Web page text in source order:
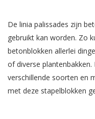
De linia palissades zijn
gebruikt kan worden. Zo
betonblokken allerlei
of diverse
verschillende soorten en
met deze stapelblokken